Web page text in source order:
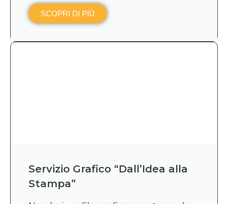
SCOPRI DI PIÙ
Servizio Grafico “Dall’Idea alla
Stampa”